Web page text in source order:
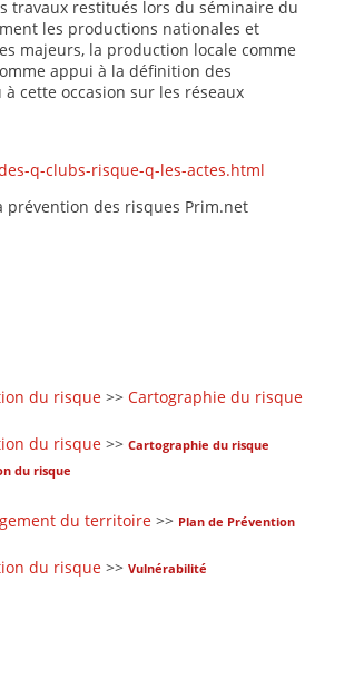
travaux restitués lors du séminaire du
les productions nationales et
majeurs, la production locale comme
appui à la définition des
cette occasion sur les réseaux
q-clubs-risque-q-les-actes.html
prévention des risques Prim.net
du risque >> Cartographie du risque
du risque >> Cartographie du risque
du risque
du territoire >> Plan de Prévention
du risque >> Vulnérabilité